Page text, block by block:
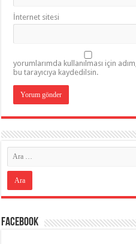
İnternet sitesi
yorumlarımda kullanılması için
bu tarayıcıya kaydedilsin.
Facebook